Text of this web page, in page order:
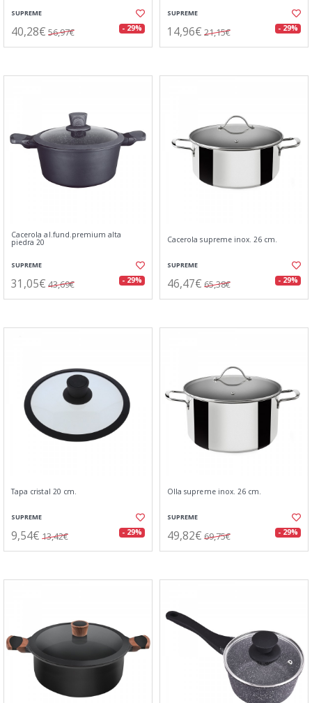
SUPREME
40,28€ 56,97€ - 29%
SUPREME
14,96€ 21,15€ - 29%
Cacerola al.fund.premium alta
piedra 20
SUPREME
31,05€ 43,69€ - 29%
Cacerola supreme inox. 26 cm.
SUPREME
46,47€ 65,38€ - 29%
Tapa cristal 20 cm.
SUPREME
9,54€ 13,42€ - 29%
Olla supreme inox. 26 cm.
SUPREME
49,82€ 69,75€ - 29%